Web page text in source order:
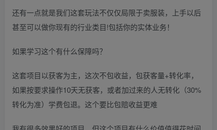
还有一点就是我们这套玩法不仅仅局限于卖服装，上手以后
甚至可以做你现有的行业类目!包括你的实体业务！
如果学习这个有什么保障吗？
这套项目以获客为主，这次不包收益，包获客量+转化率，
如果按要求操作10天无获客，或者加过来的人无转化（30%
转化为准）学费包退。这个要比包赔收益更难